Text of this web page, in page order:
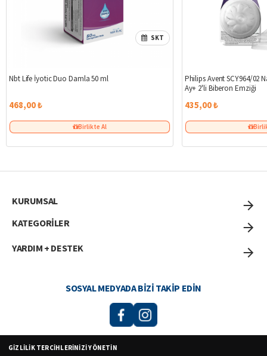
SKT
Nbt Life İyotic Duo Damla 50 ml
468,00 ₺
Birlikte Al
Philips Avent SCY964/02
Ay+ 2'li Biberon Emziği
435,00 ₺
KURUMSAL
KATEGORİLER
YARDIM + DESTEK
SOSYAL MEDYADA BIZI TAKIP EDIN
GIZLILIK TERCIHLERINIZI YÖNETIN